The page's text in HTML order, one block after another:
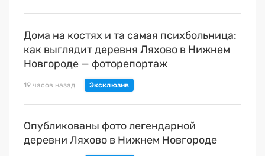
Дома на костях и та самая психбольница:
как выглядит деревня Ляхово в Нижнем
Новгороде — фоторепортаж
19 часов назад
Опубликованы фото легендарной
деревни Ляхово в Нижнем Новгороде